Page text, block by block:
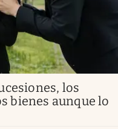
los
bienes aunque lo